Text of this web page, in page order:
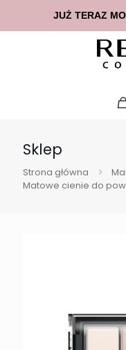
Sklep
Strona główna
Matowe cienie do
JUŻ TERAZ